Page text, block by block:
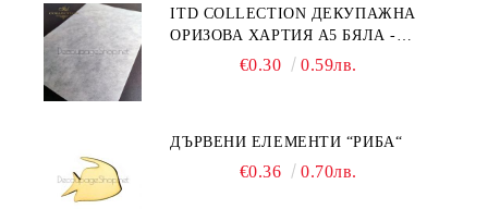
ITD COLLECTION ДЕКУПАЖНА
ОРИЗОВА ХАРТИЯ А5 БЯЛА -
€0.30 0.59лв.
ДЪРВЕНИ ЕЛЕМЕНТИ “РИБА“
€0.36 0.70лв.